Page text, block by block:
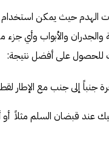
الهدم حيث يمكن
والجدران والأبواب وأي جزء
للحصول على أفضل نتيجة:
جنباً إلى جنب مع الإطار
عند قبضان السلم مثلاً